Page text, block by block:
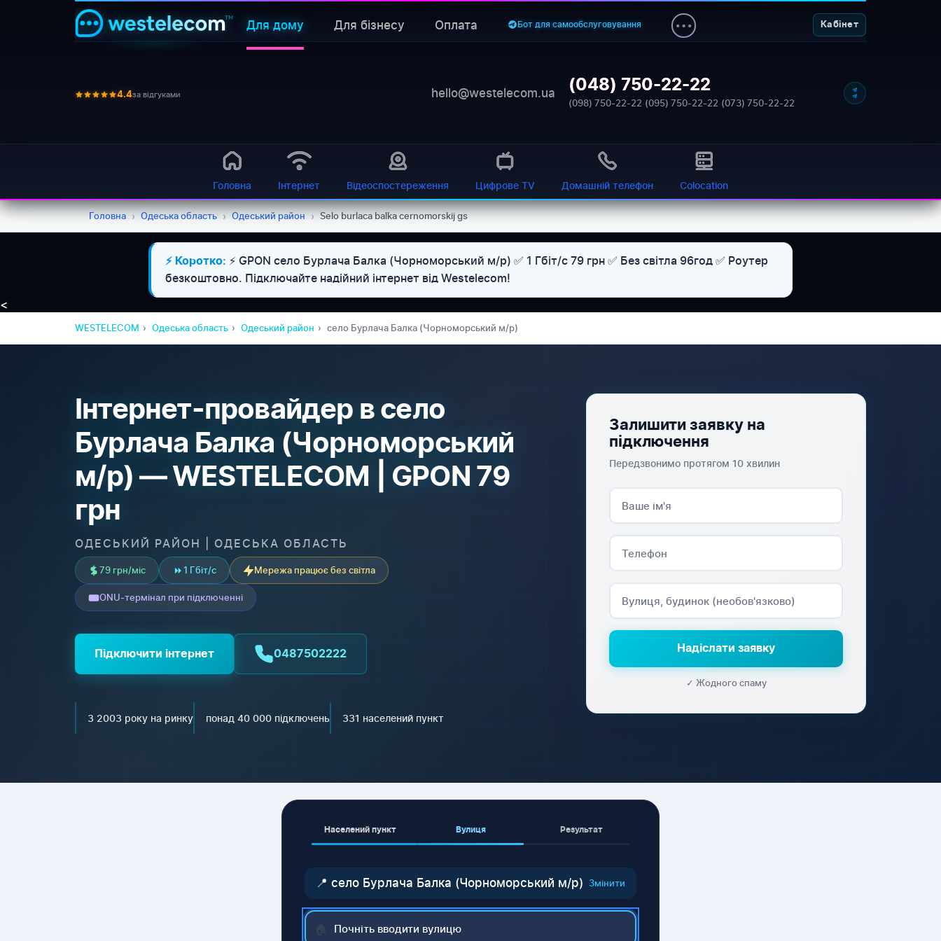
Для дому Для бізнесу Оплата Бот для самообслуговування Кабінет
4.4за відгуками hello@westelecom.ua (048) 750-22-22
(098) 750-22-22·(095) 750-22-22·(073) 750-22-22
Головна Інтернет Відеоспостереження Цифрове TV Домашній телефон Colocation
Головна › Одеська область › Одеський район › Selo burlaca balka cernomorskij gs
⚡ Коротко: ⚡ GPON село Бурлача Балка (Чорноморський м/р) ✅ 1 Гбіт/с 79 грн ✅ Без світла 96год ✅ Роутер
безкоштовно. Підключайте надійний інтернет від Westelecom!
<
WESTELECOM Одеська область Одеський район село Бурлача Балка (Чорноморський м/р)
Інтернет-провайдер в село
Бурлача Балка (Чорноморський
м/р) — WESTELECOM | GPON 79
грн
ОДЕСЬКИЙ РАЙОН | ОДЕСЬКА ОБЛАСТЬ
79 грн/міс 1 Гбіт/с Мережа працює без світла
ONU-термінал при підключенні
Підключити інтернет 0487502222
З 2003 року на ринку понад 40 000 підключень 331 населений пункт
Залишити заявку на
підключення
Передзвонимо протягом 10 хвилин
Надіслати заявку
✓ Жодного спаму
Населений пункт Вулиця Результат
📍 село Бурлача Балка (Чорноморський м/р) Змінити